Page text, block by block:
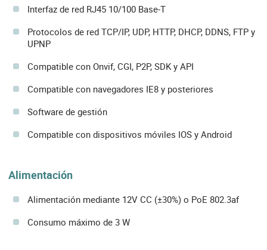
Interfaz de red RJ45 10/100 Base-T
Protocolos de red TCP/IP, UDP, HTTP, DHCP, DDNS, FTP y
UPNP
Compatible con Onvif, CGI, P2P, SDK y API
Compatible con navegadores IE8 y posteriores
Software de gestión
Compatible con dispositivos móviles IOS y Android
Alimentación
Alimentación mediante 12V CC (±30%) o PoE 802.3af
Consumo máximo de 3 W